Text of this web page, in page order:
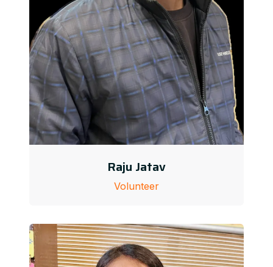
Raju Jatav
Volunteer